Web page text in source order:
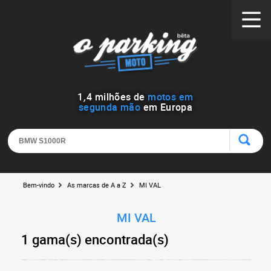
1 ,4 milhões de motos em
segunda mão em Europa
Bem-vindo As marcas de A a Z MI VAL
MI VAL
1 gama(s) encontrada(s)